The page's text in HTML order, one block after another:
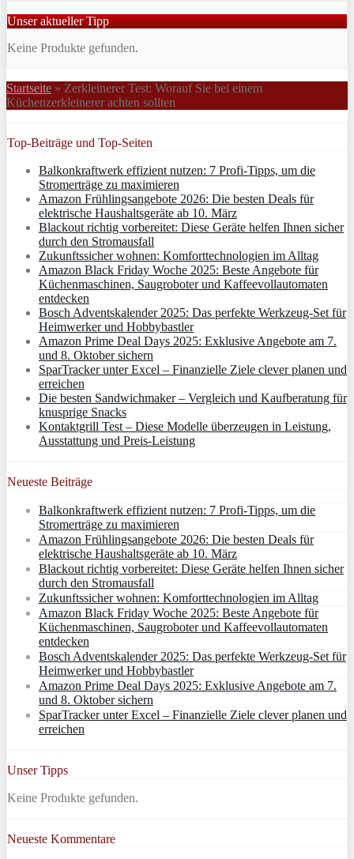
Unser aktueller Tipp
Keine Produkte gefunden.
Startseite » Zerkleinerer Test: Worauf Sie bei einem
Küchenzerkleinerer achten sollten
Top-Beiträge und Top-Seiten
Balkonkraftwerk effizient nutzen: 7 Profi-Tipps, um die
Stromerträge zu maximieren
Amazon Frühlingsangebote 2026: Die besten Deals für
elektrische Haushaltsgeräte ab 10. März
Blackout richtig vorbereitet: Diese Geräte helfen Ihnen sicher
durch den Stromausfall
Zukunftssicher wohnen: Komforttechnologien im Alltag
Amazon Black Friday Woche 2025: Beste Angebote für
Küchenmaschinen, Saugroboter und Kaffeevollautomaten
entdecken
Bosch Adventskalender 2025: Das perfekte Werkzeug-Set für
Heimwerker und Hobbybastler
Amazon Prime Deal Days 2025: Exklusive Angebote am 7.
und 8. Oktober sichern
SparTracker unter Excel – Finanzielle Ziele clever planen und
erreichen
Die besten Sandwichmaker – Vergleich und Kaufberatung für
knusprige Snacks
Kontaktgrill Test – Diese Modelle überzeugen in Leistung,
Ausstattung und Preis-Leistung
Neueste Beiträge
Balkonkraftwerk effizient nutzen: 7 Profi-Tipps, um die
Stromerträge zu maximieren
Amazon Frühlingsangebote 2026: Die besten Deals für
elektrische Haushaltsgeräte ab 10. März
Blackout richtig vorbereitet: Diese Geräte helfen Ihnen sicher
durch den Stromausfall
Zukunftssicher wohnen: Komforttechnologien im Alltag
Amazon Black Friday Woche 2025: Beste Angebote für
Küchenmaschinen, Saugroboter und Kaffeevollautomaten
entdecken
Bosch Adventskalender 2025: Das perfekte Werkzeug-Set für
Heimwerker und Hobbybastler
Amazon Prime Deal Days 2025: Exklusive Angebote am 7.
und 8. Oktober sichern
SparTracker unter Excel – Finanzielle Ziele clever planen und
erreichen
Unser Tipps
Keine Produkte gefunden.
Neueste Kommentare